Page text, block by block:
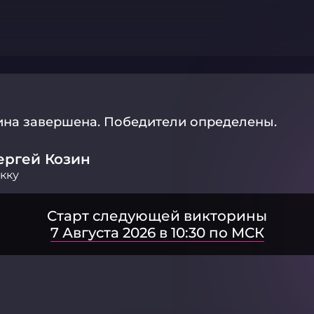
завершена. Победители определены.
Козин
Старт следующей викторины
7 Августа 2026 в 10:30 по МСК